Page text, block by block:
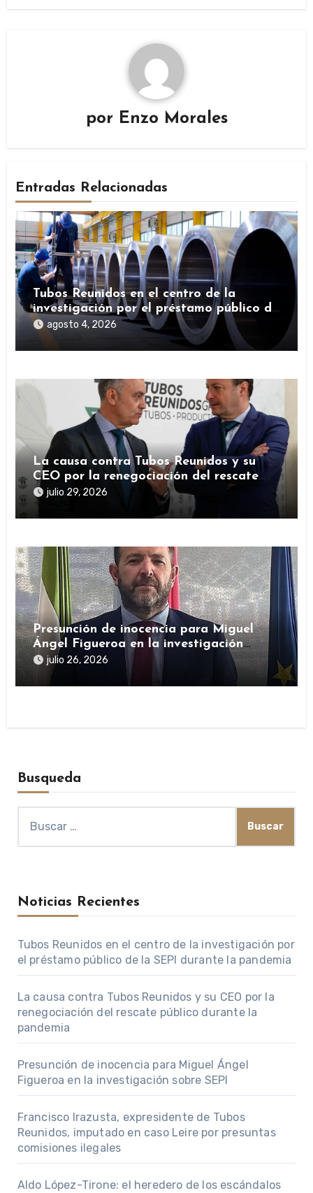
por Enzo Morales
Entradas Relacionadas
Tubos Reunidos en el centro de la
investigación por el préstamo público de
la SEPI durante la pandemia
agosto 4, 2026
La causa contra Tubos Reunidos y su
CEO por la renegociación del rescate
público durante la pandemia
julio 29, 2026
Presunción de inocencia para Miguel
Ángel Figueroa en la investigación
sobre SEPI
julio 26, 2026
Busqueda
Noticias Recientes
Tubos Reunidos en el centro de la investigación por
el préstamo público de la SEPI durante la pandemia
La causa contra Tubos Reunidos y su CEO por la
renegociación del rescate público durante la
pandemia
Presunción de inocencia para Miguel Ángel
Figueroa en la investigación sobre SEPI
Francisco Irazusta, expresidente de Tubos
Reunidos, imputado en caso Leire por presuntas
comisiones ilegales
Aldo López-Tirone: el heredero de los escándalos